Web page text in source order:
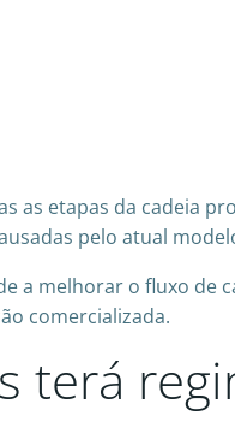
as etapas da cadeia
pelo atual
a melhorar o fluxo
comercializada.
terá